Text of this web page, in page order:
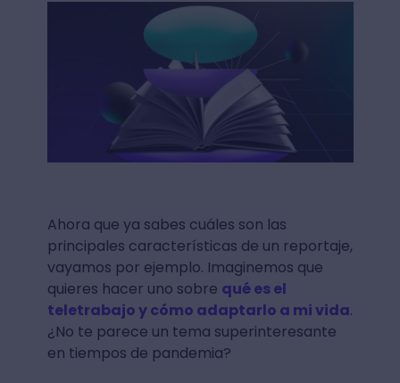
Ahora que ya sabes cuáles son las
principales características de un reportaje,
vayamos por ejemplo. Imaginemos que
quieres hacer uno sobre qué es el
teletrabajo y cómo adaptarlo a mi vida.
¿No te parece un tema superinteresante
en tiempos de pandemia?